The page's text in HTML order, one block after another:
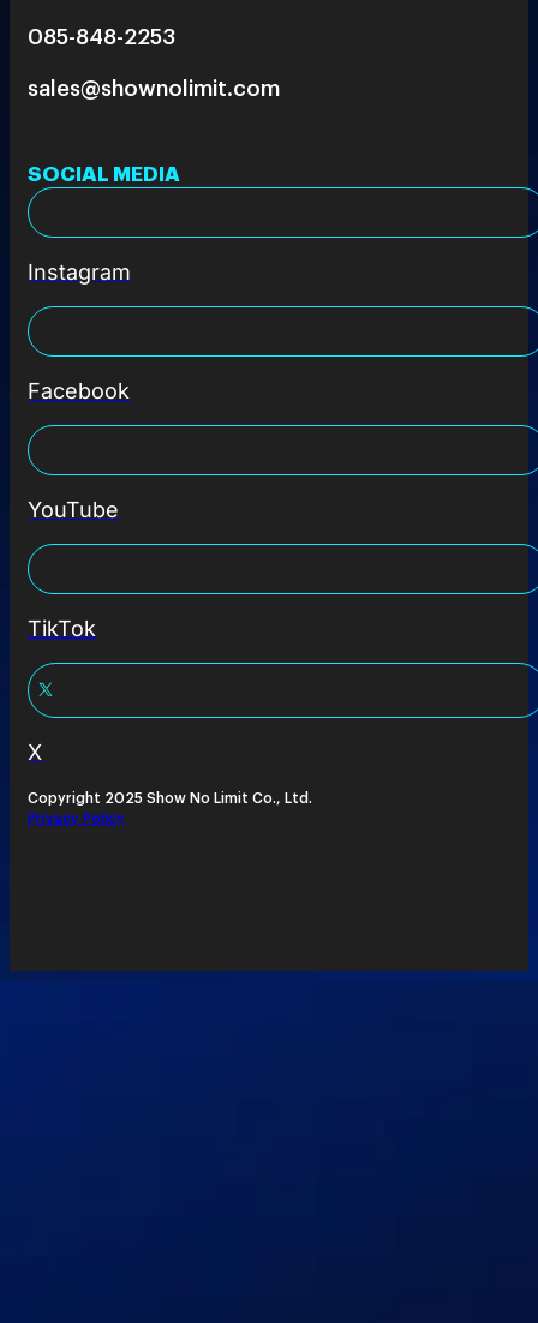
085-848-2253
sales@shownolimit.com
SOCIAL MEDIA
Instagram
Facebook
YouTube
TikTok
X
Copyright 2025 Show No Limit Co., Ltd.
Privacy Policy